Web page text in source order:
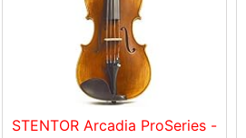
STENTOR Arcadia ProSeries -